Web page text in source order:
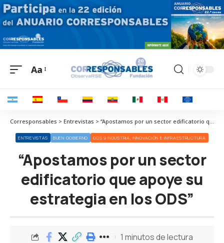
Aa
Corresponsables > Entrevistas > “Apostamos por un sector edificatorio que apoye su estrategia en los ODS”
ENTREVISTAS BUEN GOBIERNO ODS 9 INDUSTRIA, INNOVACIÓN E INFRAESTRUCTURA
“Apostamos por un sector
edificatorio que apoye su
estrategia en los ODS”
1 minutos de lectura